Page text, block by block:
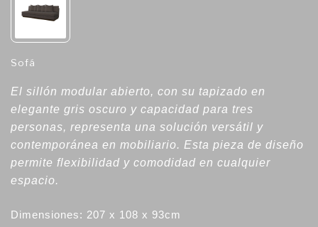
Sofá
El sillón modular abierto, con su tapizado en
elegante gris oscuro y capacidad para tres
personas, representa una solución versátil y
contemporánea en mobiliario. Esta pieza de diseño
permite flexibilidad y comodidad en cualquier
espacio.
Dimensiones: 207 x 108 x 93cm